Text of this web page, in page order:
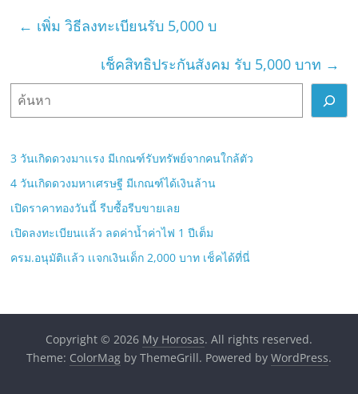
← เพิ่ม วิธีลงทะเบียนรับ 5,000 บ
เช็คสิทธิประกันสังคม รับ 5,000 บาท →
3 วันเกิดดวงมาเเรง มีเกณฑ์รับทรัพย์จากคนใกล้ตัว
4 วันเกิดดวงมหาเศรษฐี มีเกณฑ์ได้เงินล้าน
เปิดราคาทองวันนี้ รีบซื้อรีบขายเลย
เปิดลงทะเบียนเเล้ว ลดค่าน้ำค่าไฟ 1 ปีเต็ม
ครม.อนุมัติเเล้ว เเจกเงินเด็ก 2,000 บาท เช็คได้ที่นี่
Copyright © 2026 My Horosas. All rights reserved.
Theme: ColorMagby ThemeGrill. Powered by WordPress.